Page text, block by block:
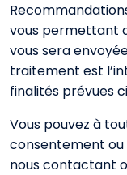
vous permettant
vous sera
traitement est
finalités prévues
Vous pouvez à
consentement
nous contactant